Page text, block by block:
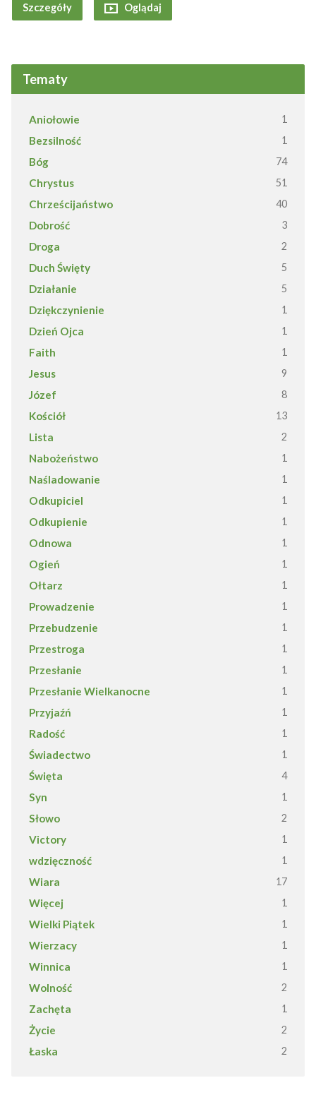
Szczegóły Oglądaj
Tematy
Aniołowie 1
Bezsilność 1
Bóg 74
Chrystus 51
Chrześcijaństwo 40
Dobrość 3
Droga 2
Duch Święty 5
Działanie 5
Dziękczynienie 1
Dzień Ojca 1
Faith 1
Jesus 9
Józef 8
Kościół 13
Lista 2
Nabożeństwo 1
Naśladowanie 1
Odkupiciel 1
Odkupienie 1
Odnowa 1
Ogień 1
Ołtarz 1
Prowadzenie 1
Przebudzenie 1
Przestroga 1
Przesłanie 1
Przesłanie Wielkanocne 1
Przyjaźń 1
Radość 1
Świadectwo 1
Święta 4
Syn 1
Słowo 2
Victory 1
wdzięczność 1
Wiara 17
Więcej 1
Wielki Piątek 1
Wierzacy 1
Winnica 1
Wolność 2
Zachęta 1
Życie 2
Łaska 2